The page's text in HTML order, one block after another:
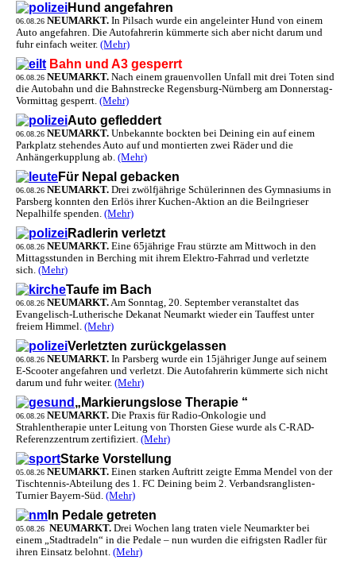
Hund angefahren
06.08.26 NEUMARKT. In Pilsach wurde ein angeleinter Hund von einem
Auto angefahren. Die Autofahrerin kümmerte sich aber nicht darum und
fuhr einfach weiter. (Mehr)
Bahn und A3 gesperrt
06.08.26 NEUMARKT. Nach einem grauenvollen Unfall mit drei Toten sind
die Autobahn und die Bahnstrecke Regensburg-Nürnberg am Donnerstag-
Vormittag gesperrt. (Mehr)
Auto gefleddert
06.08.26 NEUMARKT. Unbekannte bockten bei Deining ein auf einem
Parkplatz stehendes Auto auf und montierten zwei Räder und die
Anhängerkupplung ab. (Mehr)
Für Nepal gebacken
06.08.26 NEUMARKT. Drei zwölfjährige Schülerinnen des Gymnasiums in
Parsberg konnten den Erlös ihrer Kuchen-Aktion an die Beilngrieser
Nepalhilfe spenden. (Mehr)
Radlerin verletzt
06.08.26 NEUMARKT. Eine 65jährige Frau stürzte am Mittwoch in den
Mittagsstunden in Berching mit ihrem Elektro-Fahrrad und verletzte
sich. (Mehr)
Taufe im Bach
06.08.26 NEUMARKT.Am Sonntag, 20. September veranstaltet das
Evangelisch-Lutherische Dekanat Neumarkt wieder ein Tauffest unter
freiem Himmel. (Mehr)
Verletzten zurückgelassen
06.08.26 NEUMARKT. In Parsberg wurde ein 15jähriger Junge auf seinem
E-Scooter angefahren und verletzt. Die Autofahrerin kümmerte sich nicht
darum und fuhr weiter. (Mehr)
„Markierungslose Therapie “
06.08.26 NEUMARKT. Die Praxis für Radio-Onkologie und
Strahlentherapie unter Leitung von Thorsten Giese wurde als C-RAD-
Referenzzentrum zertifiziert. (Mehr)
Starke Vorstellung
05.08.26 NEUMARKT. Einen starken Auftritt zeigte Emma Mendel von der
Tischtennis-Abteilung des 1. FC Deining beim 2. Verbandsranglisten-
Turnier Bayern-Süd. (Mehr)
In Pedale getreten
05.08.26 NEUMARKT. Drei Wochen lang traten viele Neumarkter bei
einem „Stadtradeln“ in die Pedale – nun wurden die eifrigsten Radler für
ihren Einsatz belohnt. (Mehr)